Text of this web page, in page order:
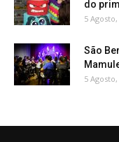
do
5
São
5